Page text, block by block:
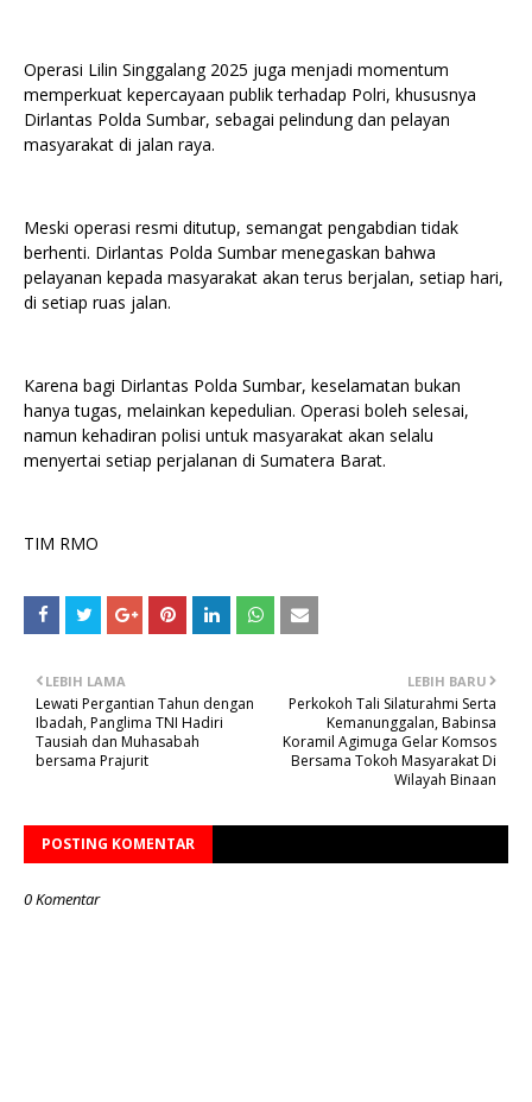
Operasi Lilin Singgalang 2025 juga menjadi momentum
memperkuat kepercayaan publik terhadap Polri, khususnya
Dirlantas Polda Sumbar, sebagai pelindung dan pelayan
masyarakat di jalan raya.
Meski operasi resmi ditutup, semangat pengabdian tidak
berhenti. Dirlantas Polda Sumbar menegaskan bahwa
pelayanan kepada masyarakat akan terus berjalan, setiap hari,
di setiap ruas jalan.
Karena bagi Dirlantas Polda Sumbar, keselamatan bukan
hanya tugas, melainkan kepedulian. Operasi boleh selesai,
namun kehadiran polisi untuk masyarakat akan selalu
menyertai setiap perjalanan di Sumatera Barat.
TIM RMO
LEBIH BARU
Perkokoh Tali Silaturahmi Serta
Kemanunggalan, Babinsa
Koramil Agimuga Gelar Komsos
Bersama Tokoh Masyarakat Di
Wilayah Binaan
LEBIH LAMA
Lewati Pergantian Tahun dengan
Ibadah, Panglima TNI Hadiri
Tausiah dan Muhasabah
bersama Prajurit
POSTING KOMENTAR
0 Komentar